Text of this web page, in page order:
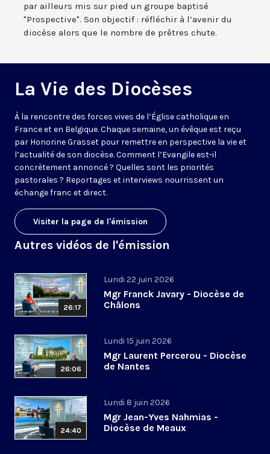
par ailleurs mis sur pied un groupe baptisé
"Prospective". Son objectif : réfléchir à l’avenir du
diocèse alors que le nombre de prêtres chute.
La Vie des Diocèses
À la rencontre des forces vives de l’Église catholique en
France et en Belgique. Chaque semaine, un évêque est reçu
par Honorine Grasset pour remettre en perspective la vie et
l’actualité de son diocèse. Comment l’Evangile est-il
concrètement annoncé ? Quelles sont les priorités
pastorales ? Reportages et interviews nourrissent un
échange franc et direct.
Visiter la page de l'émission
Autres vidéos de l'émission
26:17
Lundi 22 juin 2026
Mgr Franck Javary - Diocèse de
Châlons
26:06
Lundi 15 juin 2026
Mgr Laurent Percerou - Diocèse
de Nantes
24:40
Lundi 8 juin 2026
Mgr Jean-Yves Nahmias -
Diocèse de Meaux